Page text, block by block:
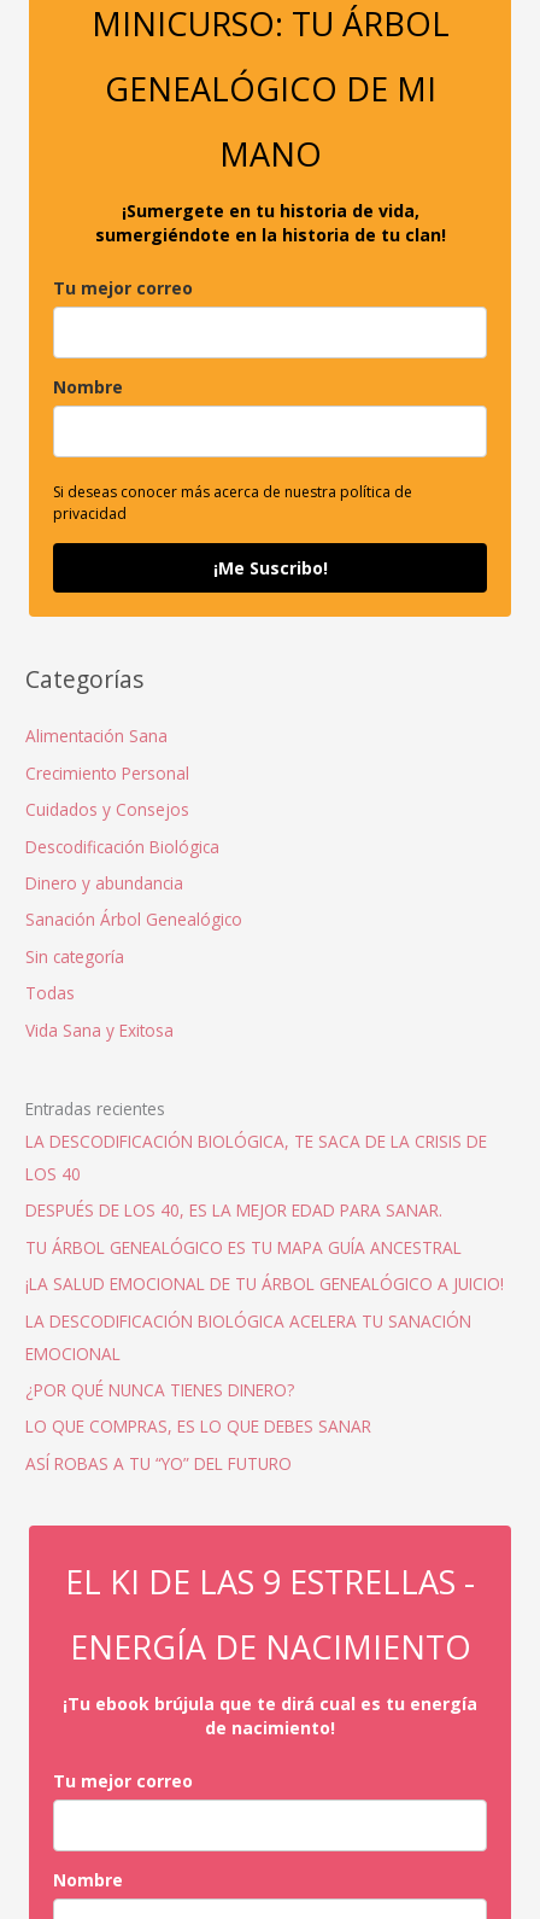
MINICURSO: TU ÁRBOL
GENEALÓGICO DE MI
MANO
¡Sumergete en tu historia de vida,
sumergiéndote en la historia de tu clan!
Tu mejor correo
Nombre
Si deseas conocer más acerca de nuestra política de
privacidad
¡Me Suscribo!
Categorías
Alimentación Sana
Crecimiento Personal
Cuidados y Consejos
Descodificación Biológica
Dinero y abundancia
Sanación Árbol Genealógico
Sin categoría
Todas
Vida Sana y Exitosa
Entradas recientes
LA DESCODIFICACIÓN BIOLÓGICA, TE SACA DE LA CRISIS DE
LOS 40
DESPUÉS DE LOS 40, ES LA MEJOR EDAD PARA SANAR.
TU ÁRBOL GENEALÓGICO ES TU MAPA GUÍA ANCESTRAL
¡LA SALUD EMOCIONAL DE TU ÁRBOL GENEALÓGICO A JUICIO!
LA DESCODIFICACIÓN BIOLÓGICA ACELERA TU SANACIÓN
EMOCIONAL
¿POR QUÉ NUNCA TIENES DINERO?
LO QUE COMPRAS, ES LO QUE DEBES SANAR
ASÍ ROBAS A TU “YO” DEL FUTURO
EL KI DE LAS 9 ESTRELLAS -
ENERGÍA DE NACIMIENTO
¡Tu ebook brújula que te dirá cual es tu energía
de nacimiento!
Tu mejor correo
Nombre